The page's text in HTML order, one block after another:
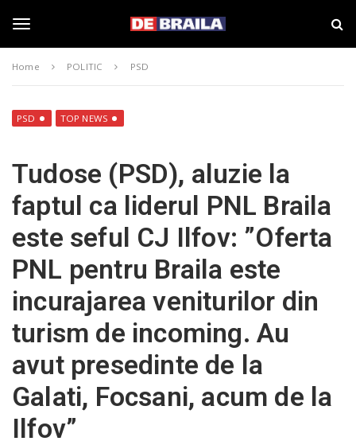
g
l
n
a
i
a
a
–
d
e
b
r
a
i
l
a
.
r
o
Home POLITIC PSD
PSD TOP NEWS
Tudose (PSD), aluzie la
faptul ca liderul PNL Braila
este seful CJ Ilfov: ”Oferta
PNL pentru Braila este
incurajarea veniturilor din
turism de incoming. Au
avut presedinte de la
Galati, Focsani, acum de la
Ilfov”